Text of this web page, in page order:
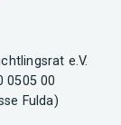
e.V.
0505 00
Fulda)